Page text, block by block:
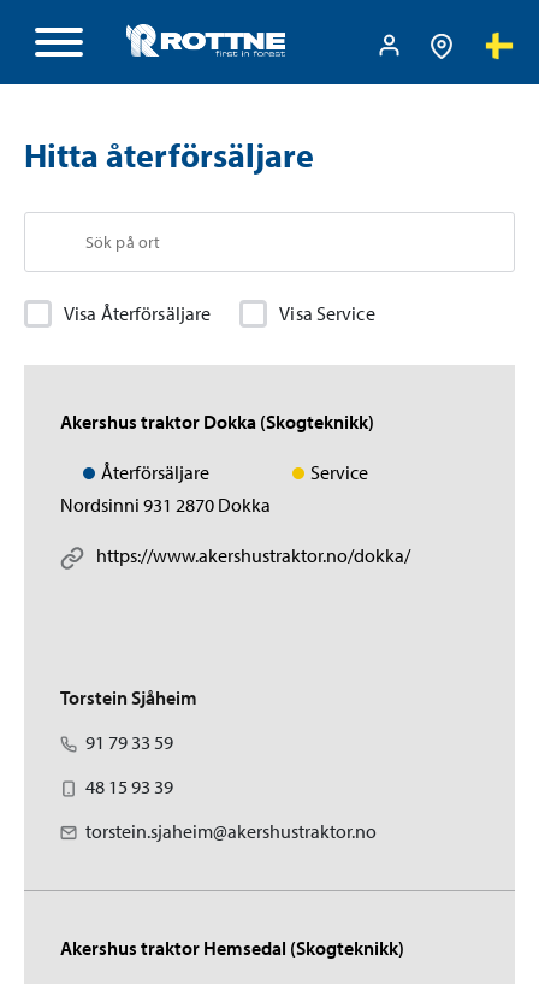
Hitta återförsäljare
Visa Återförsäljare Visa Service
Akershus traktor Dokka (Skogteknikk)
Återförsäljare
Service
Nordsinni 931 2870 Dokka
https://www.akershustraktor.no/dokka/
Torstein Sjåheim
91 79 33 59
48 15 93 39
torstein.sjaheim@akershustraktor.no
Akershus traktor Hemsedal (Skogteknikk)